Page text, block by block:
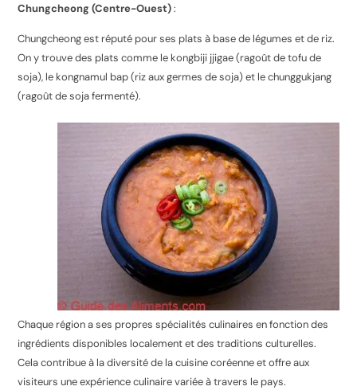
Chungcheong (Centre-Ouest):
Chungcheong est réputé pour ses plats à base de légumes et de riz.
On y trouve des plats comme le kongbiji jjigae (ragoût de tofu de
soja), le kongnamul bap (riz aux germes de soja) et le chunggukjang
(ragoût de soja fermenté).
Chaque région a ses propres spécialités culinaires en fonction des
ingrédients disponibles localement et des traditions culturelles.
Cela contribue à la diversité de la cuisine coréenne et offre aux
visiteurs une expérience culinaire variée à travers le pays.